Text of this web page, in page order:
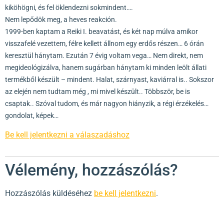
kiköhögni, és fel öklendezni sokmindent….
Nem lepődök meg, a heves reakción.
1999-ben kaptam a Reiki I. beavatást, és két nap múlva amikor
visszafelé vezettem, félre kellett állnom egy erdős részen… 6 órán
keresztül hánytam. Ezután 7 évig voltam vega… Nem direkt, nem
megideológizálva, hanem sugárban hánytam ki minden leölt állati
termékből készült – mindent. Halat, szárnyast, kaviárral is.. Sokszor
az elején nem tudtam még , mi mivel készült.. Többször, be is
csaptak.. Szóval tudom, és már nagyon hiányzik, a régi érzékelés…
gondolat, képek…
Be kell jelentkezni a válaszadáshoz
Vélemény, hozzászólás?
Hozzászólás küldéséhez be kell jelentkezni.